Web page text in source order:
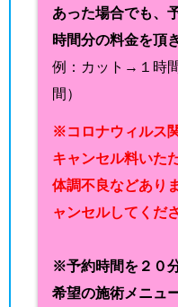
あった場合でも、
時間分の料金を頂
例：カット→１時
間）
※コロナウィルス
キャンセル料いた
体調不良などあり
ャンセルしてくだ
※予約時間を２０
希望の施術メニュ